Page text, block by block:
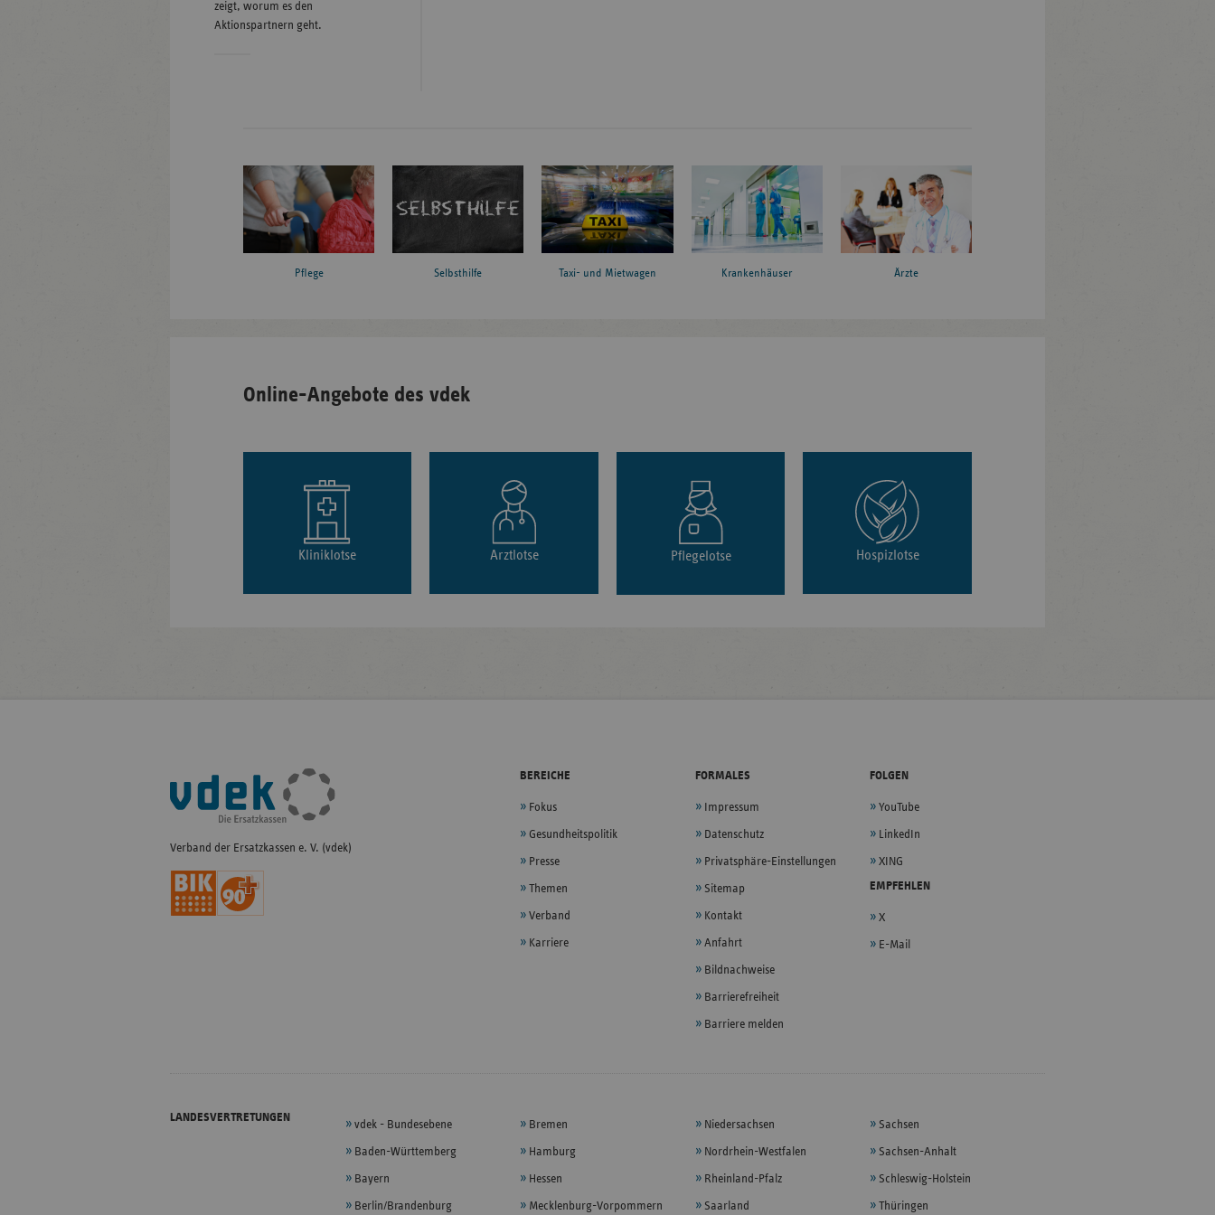
zeigt, worum es den
Aktionspartnern geht.
Pflege Selbsthilfe Taxi- und Mietwagen Krankenhäuser Ärzte
Online-Angebote des vdek
Kliniklotse Arztlotse Pflegelotse Hospizlotse
Fußleisten-
Navigation
Verband der Ersatzkassen e. V. (vdek)
BEREICHE
Fokus
Gesundheitspolitik
Presse
Themen
Verband
Karriere
FORMALES
Impressum
Datenschutz
Privatsphäre-Einstellungen
Sitemap
Kontakt
Anfahrt
Bildnachweise
Barrierefreiheit
Barriere melden
FOLGEN
YouTube
LinkedIn
XING
EMPFEHLEN
X
E-Mail
LANDESVERTRETUNGEN
vdek - Bundesebene
Baden-Württemberg
Bayern
Berlin/Brandenburg
Bremen
Hamburg
Hessen
Mecklenburg-Vorpommern
Niedersachsen
Nordrhein-Westfalen
Rheinland-Pfalz
Saarland
Sachsen
Sachsen-Anhalt
Schleswig-Holstein
Thüringen